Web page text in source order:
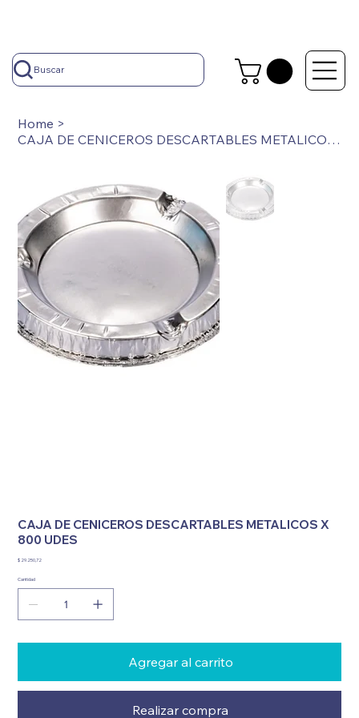
Buscar
Home >
CAJA DE CENICEROS DESCARTABLES METALICOS X 800 UDES
CAJA DE CENICEROS DESCARTABLES METALICOS X
800 UDES
Precio
$ 29.250,72
Cantidad
Agregar al carrito
Realizar compra